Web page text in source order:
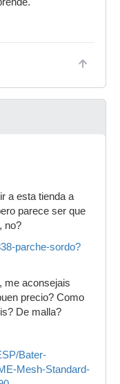
a esta tienda a
parece ser que
no?
parche-sordo?
me aconsejais
precio? Como
De malla?
Bater-
Mesh-Standard-